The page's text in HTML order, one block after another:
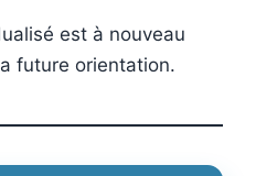
est à nouveau
future orientation.